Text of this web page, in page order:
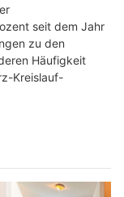
seit dem Jahr
zu den
Häufigkeit
Kreislauf-